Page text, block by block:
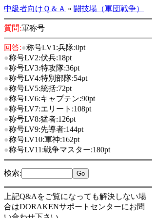
中級者向けＱ＆Ａ » 闘技場（軍団戦争）
質問:軍称号
回答:●称号LV1:兵隊:0pt
●称号LV2:伏兵:18pt
●称号LV3:特攻隊:36pt
●称号LV4:特別部隊:54pt
●称号LV5:統括:72pt
●称号LV6:キャプテン:90pt
●称号LV7:エリート:108pt
●称号LV8:猛者:126pt
●称号LV9:先導者:144pt
●称号LV10:軍神:162pt
●称号LV11:戦争マスター:180pt
検索:
上記Q&Aをご覧になっても解決しない場
合はDORAKENサポートセンターにお問